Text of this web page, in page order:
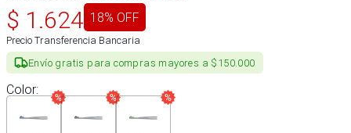
$ 1.624 18% OFF
Precio Transferencia Bancaria
Envío gratis para compras mayores a $150.000
Color: